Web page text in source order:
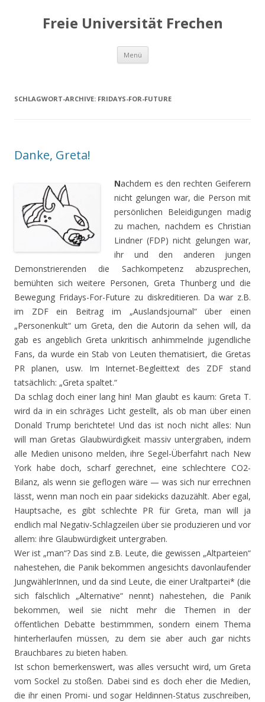
Freie Universität Frechen
Menü Zum
springen
SCHLAGWORT-ARCHIVE: FRIDAYS-FOR-FUTURE
Danke, Greta!
Nachdem es den rechten Geiferern
nicht gelungen war, die Person mit
persönlichen Beleidigungen madig
zu machen, nachdem es Christian
Lindner (FDP) nicht gelungen war,
ihr und den anderen jungen
Demonstrierenden die Sachkompetenz abzusprechen,
bemühten sich weitere Personen, Greta Thunberg und die
Bewegung Fridays-For-Future zu diskreditieren. Da war z.B.
im ZDF ein Beitrag im „Auslandsjournal“ über einen
„Personenkult“ um Greta, den die Autorin da sehen will, da
gab es angeblich Greta unkritisch anhimmelnde jugendliche
Fans, da wurde ein Stab von Leuten thematisiert, die Gretas
PR planen, usw. Im Internet-Begleittext des ZDF stand
tatsächlich: „Greta spaltet.“
Da schlag doch einer lang hin! Man glaubt es kaum: Greta T.
wird da in ein schräges Licht gestellt, als ob man über einen
Donald Trump berichtete! Und das ist noch nicht alles: Nun
will man Gretas Glaubwürdigkeit massiv untergraben, indem
alle Medien unisono melden, ihre Segel-Überfahrt nach New
York habe doch, scharf gerechnet, eine schlechtere CO2-
Bilanz, als wenn sie geflogen wäre — was sich nur errechnen
lässt, wenn man noch ein paar sidekicks dazuzählt. Aber egal,
Hauptsache, es gibt schlechte PR für Greta, man will ja
endlich mal Negativ-Schlagzeilen über sie produzieren und vor
allem: ihre Glaubwürdigkeit untergraben.
Wer ist „man“? Das sind z.B. Leute, die gewissen „Altparteien“
nahestehen, die Panik bekommen angesichts davonlaufender
JungwählerInnen, und da sind Leute, die einer Uraltpartei* (die
sich fälschlich „Alternative“ nennt) nahestehen, die Panik
bekommen, weil sie nicht mehr die Themen in der
öffentlichen Debatte bestimmmen, sondern einem Thema
hinterherlaufen müssen, zu dem sie aber auch gar nichts
Brauchbares zu bieten haben.
Ist schon bemerkenswert, was alles versucht wird, um Greta
vom Sockel zu stoßen. Dabei sind es doch eher die Medien,
die ihr einen Promi- und sogar Heldinnen-Status zuschreiben,